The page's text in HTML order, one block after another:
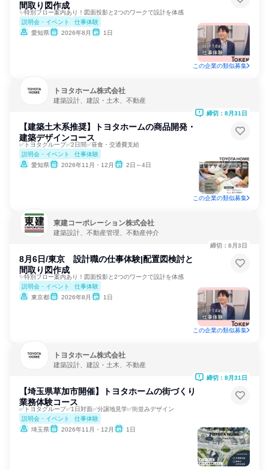
間取り図作成
✨特別フロー案内あり！図面投影と2つのワークで設計を体感
説明会・イベント
仕事体験
愛知県
2026年8月 1日
この企業の類似募集
トヨタホーム株式会社
建築設計、建設・土木、不動産
【建築土木系推奨】トヨタホームの商品開発・
建築デザインコース
✅トヨタグループ✅2日間✅昼食・交通費支給
説明会・イベント
仕事体験
愛知県
2026年11月・12月 2日～4日
締切：8月31日
この企業の類似募集
東建コーポレーション株式会社
建築設計、不動産管理、不動産仲介
8月6日/東京 設計職の仕事体験|配置図検討と
間取り図作成
✨特別フロー案内あり！図面投影と2つのワークで設計を体感
説明会・イベント
仕事体験
東京都
2026年8月 1日
締切：8月3日
この企業の類似募集
トヨタホーム株式会社
建築設計、建設・土木、不動産
【埼玉県草加市開催】トヨタホームの街づくり
業務体験コース
✅トヨタグループ✅1日対面✅分譲地見学✅街並みデザイン
説明会・イベント
仕事体験
埼玉県
2026年11月・12月 1日
締切：8月31日